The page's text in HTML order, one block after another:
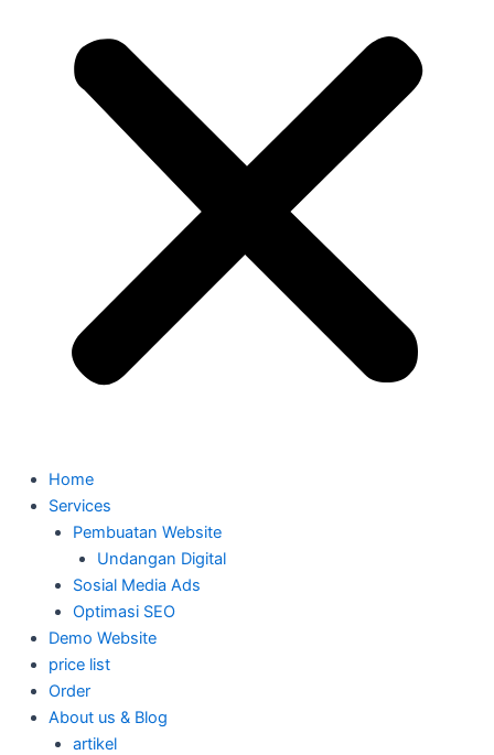
Home
Services
Pembuatan Website
Undangan Digital
Sosial Media Ads
Optimasi SEO
Demo Website
price list
Order
About us & Blog
artikel